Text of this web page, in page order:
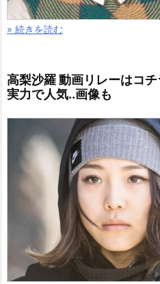
» 続きを読む
高梨沙羅 動画リレーはコ
実力で人気..画像も